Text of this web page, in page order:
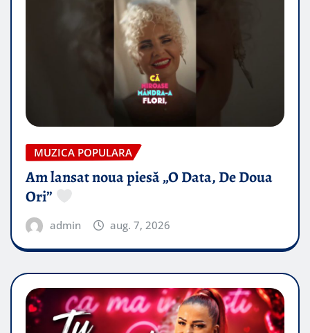
MUZICA POPULARA
Am lansat noua piesă „O Data, De Doua
Ori”
admin aug. 7, 2026